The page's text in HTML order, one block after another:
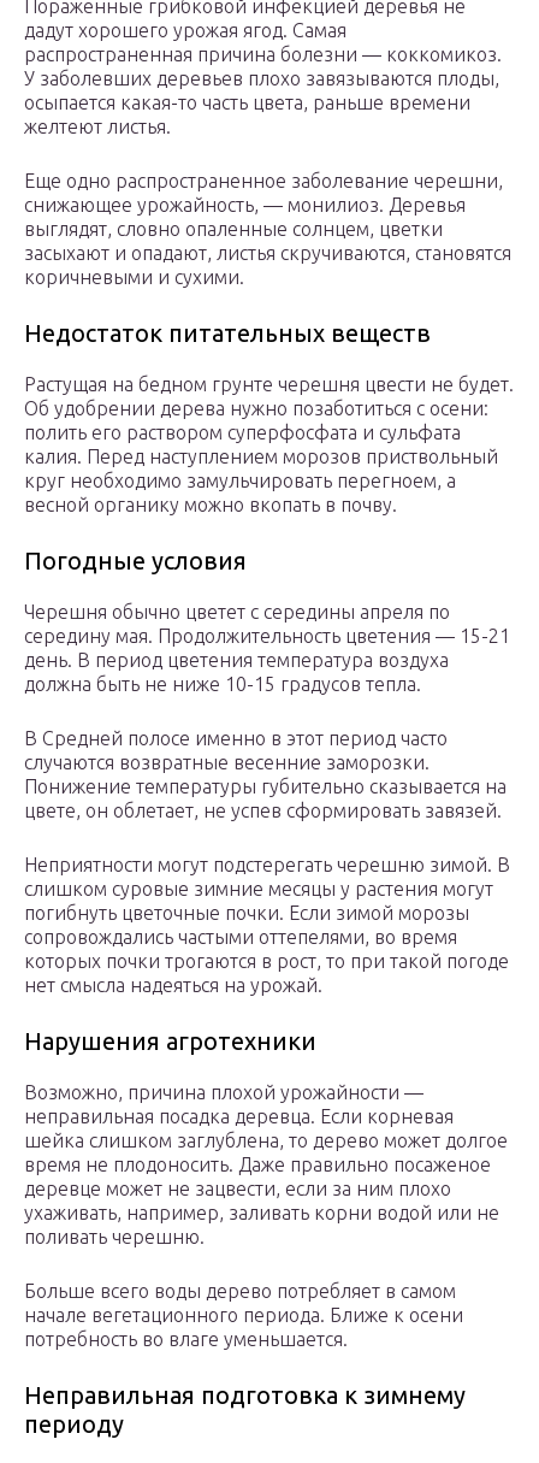
Пораженные грибковой инфекцией деревья не
дадут хорошего урожая ягод. Самая
распространенная причина болезни — коккомикоз.
У заболевших деревьев плохо завязываются плоды,
осыпается какая-то часть цвета, раньше времени
желтеют листья.
Еще одно распространенное заболевание черешни,
снижающее урожайность, — монилиоз. Деревья
выглядят, словно опаленные солнцем, цветки
засыхают и опадают, листья скручиваются, становятся
коричневыми и сухими.
Недостаток питательных веществ
Растущая на бедном грунте черешня цвести не будет.
Об удобрении дерева нужно позаботиться с осени:
полить его раствором суперфосфата и сульфата
калия. Перед наступлением морозов приствольный
круг необходимо замульчировать перегноем, а
весной органику можно вкопать в почву.
Погодные условия
Черешня обычно цветет с середины апреля по
середину мая. Продолжительность цветения — 15-21
день. В период цветения температура воздуха
должна быть не ниже 10-15 градусов тепла.
В Средней полосе именно в этот период часто
случаются возвратные весенние заморозки.
Понижение температуры губительно сказывается на
цвете, он облетает, не успев сформировать завязей.
Неприятности могут подстерегать черешню зимой. В
слишком суровые зимние месяцы у растения могут
погибнуть цветочные почки. Если зимой морозы
сопровождались частыми оттепелями, во время
которых почки трогаются в рост, то при такой погоде
нет смысла надеяться на урожай.
Нарушения агротехники
Возможно, причина плохой урожайности —
неправильная посадка деревца. Если корневая
шейка слишком заглублена, то дерево может долгое
время не плодоносить. Даже правильно посаженое
деревце может не зацвести, если за ним плохо
ухаживать, например, заливать корни водой или не
поливать черешню.
Больше всего воды дерево потребляет в самом
начале вегетационного периода. Ближе к осени
потребность во влаге уменьшается.
Неправильная подготовка к зимнему
периоду